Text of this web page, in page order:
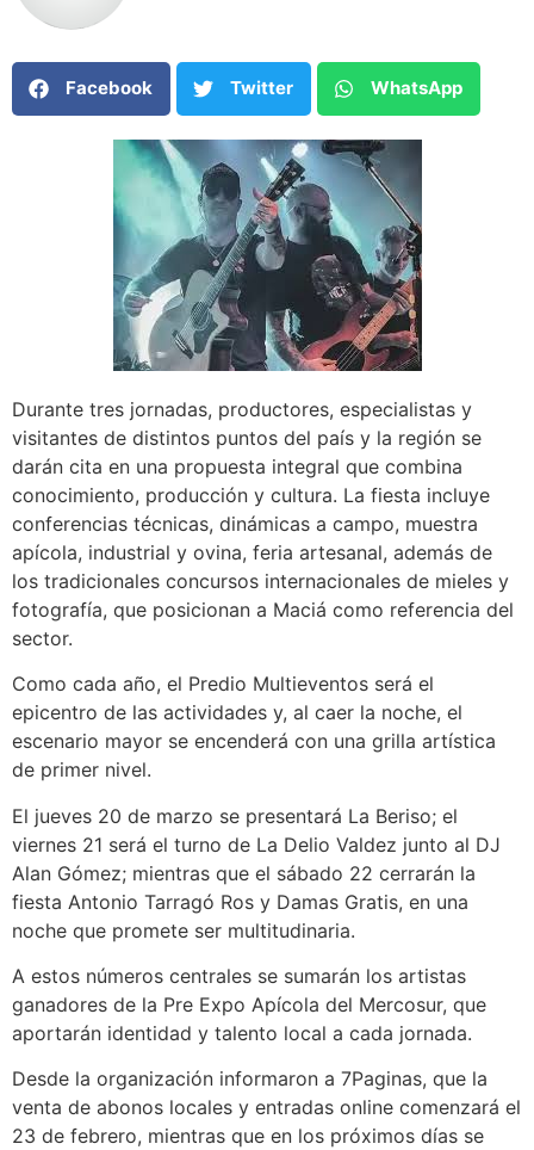
Facebook Twitter WhatsApp
Durante tres jornadas, productores, especialistas y
visitantes de distintos puntos del país y la región se
darán cita en una propuesta integral que combina
conocimiento, producción y cultura. La fiesta incluye
conferencias técnicas, dinámicas a campo, muestra
apícola, industrial y ovina, feria artesanal, además de
los tradicionales concursos internacionales de mieles y
fotografía, que posicionan a Maciá como referencia del
sector.
Como cada año, el Predio Multieventos será el
epicentro de las actividades y, al caer la noche, el
escenario mayor se encenderá con una grilla artística
de primer nivel.
El jueves 20 de marzo se presentará La Beriso; el
viernes 21 será el turno de La Delio Valdez junto al DJ
Alan Gómez; mientras que el sábado 22 cerrarán la
fiesta Antonio Tarragó Ros y Damas Gratis, en una
noche que promete ser multitudinaria.
A estos números centrales se sumarán los artistas
ganadores de la Pre Expo Apícola del Mercosur, que
aportarán identidad y talento local a cada jornada.
Desde la organización informaron a 7Paginas, que la
venta de abonos locales y entradas online comenzará el
23 de febrero, mientras que en los próximos días se